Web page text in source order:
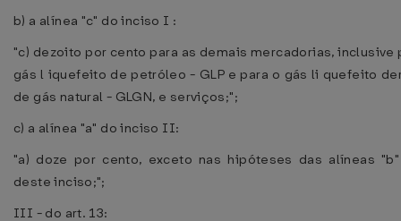
b) a alínea "c" do inciso I :
"c) dezoito por cento para as demais mercadorias, inclusive
gás l iquefeito de petróleo - GLP e para o gás li quefeito
de gás natural - GLGN, e serviços;";
c) a alínea "a" do inciso II:
"a) doze por cento, exceto nas hipóteses das alíneas
deste inciso;";
III - do art. 13: